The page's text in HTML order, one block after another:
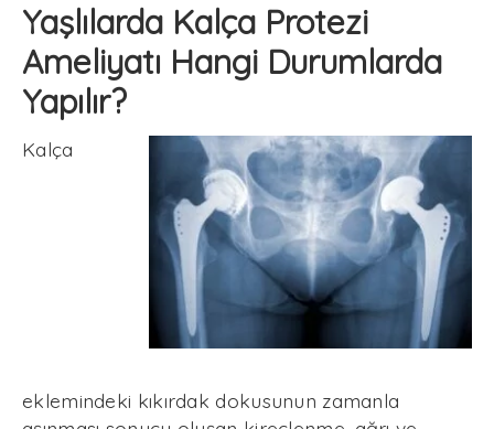
Yaşlılarda Kalça Protezi
Ameliyatı Hangi Durumlarda
Yapılır?
Kalça
eklemindeki kıkırdak dokusunun zamanla